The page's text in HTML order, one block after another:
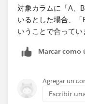
対象カラムに「A、
いるとした場合、「
いうことで合ってい
Marcar como
Agregar un
Escribir